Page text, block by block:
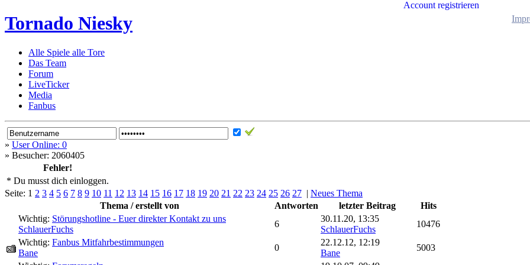
Tornado Niesky
Alle Spiele alle Tore
Das Team
Forum
LiveTicker
Media
Fanbus
Account registrieren
» User Online: 0
» Besucher: 2060405
Fehler!
* Du musst dich einloggen.
Seite: 1 2 3 4 5 6 7 8 9 10 11 12 13 14 15 16 17 18 19 20 21 22 23 24 25 26 27 | Neues Thema
Thema / erstellt von
Antworten letzter Beitrag
Hits
Wichtig: Störungshotline - Euer direkter Kontakt zu uns
SchlauerFuchs
6
30.11.20, 13:35
SchlauerFuchs
10476
Wichtig: Fanbus Mitfahrbestimmungen
Bane
0
22.12.12, 12:19
Bane
5003